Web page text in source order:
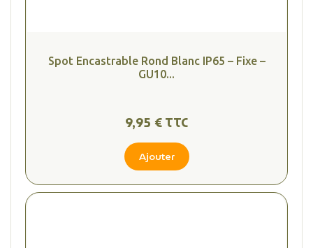
Spot Encastrable Rond Blanc IP65 – Fixe –
GU10...
9,95 € TTC
Ajouter